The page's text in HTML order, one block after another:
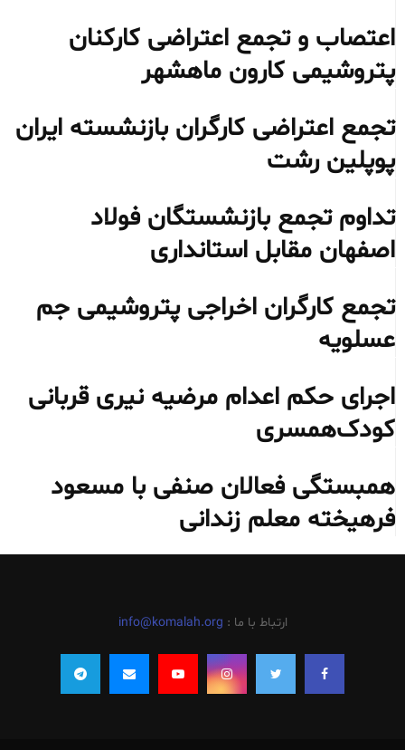
اعتصاب و تجمع اعتراضی کارکنان
پتروشیمی کارون ماهشهر
تجمع اعتراضی کارگران بازنشسته ایران
پوپلین رشت
تداوم تجمع بازنشستگان فولاد
اصفهان مقابل استانداری
تجمع کارگران اخراجی پتروشیمی جم
عسلویه
اجرای حکم اعدام مرضیه نیری قربانی
کودک‌همسری
همبستگی فعالان صنفی با مسعود
فرهیخته معلم زندانی
ارتباط با ما : info@komalah.org